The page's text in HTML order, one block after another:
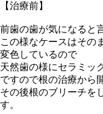
【治療前】
前歯の歯が気になると
この様なケースはその
変色しているので
天然歯の様にセラミッ
ですので根の治療から
その後根のブリーチを
す。